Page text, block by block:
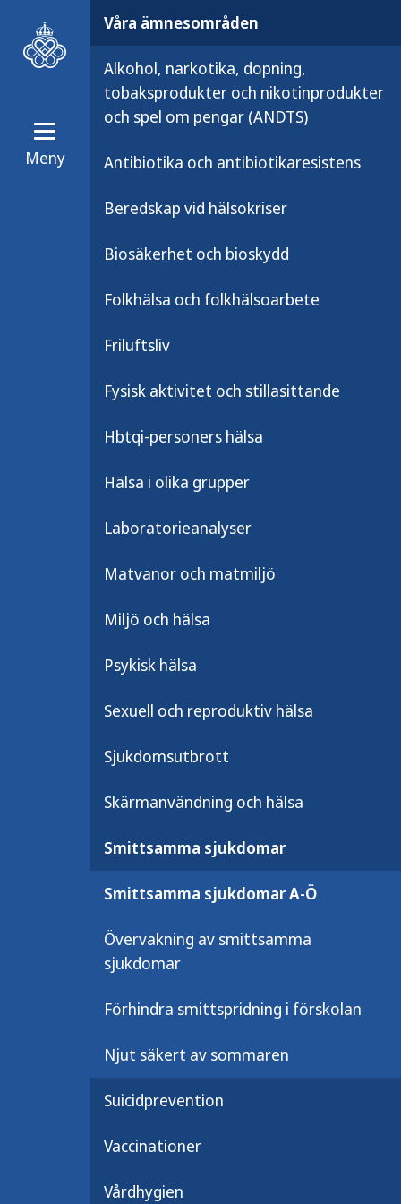
Meny
Våra ämnesområden
Alkohol, narkotika, dopning,
tobaksprodukter och nikotinprodukter
och spel om pengar (ANDTS)
Antibiotika och antibiotikaresistens
Beredskap vid hälsokriser
Biosäkerhet och bioskydd
Folkhälsa och folkhälsoarbete
Friluftsliv
Fysisk aktivitet och stillasittande
Hbtqi-personers hälsa
Hälsa i olika grupper
Laboratorieanalyser
Matvanor och matmiljö
Miljö och hälsa
Psykisk hälsa
Sexuell och reproduktiv hälsa
Sjukdomsutbrott
Skärmanvändning och hälsa
Smittsamma sjukdomar
Smittsamma sjukdomar A-Ö
Övervakning av smittsamma
sjukdomar
Förhindra smittspridning i förskolan
Njut säkert av sommaren
Suicidprevention
Vaccinationer
Vårdhygien
Våra ämnesområden
Usutuvirus sprids
tros vara utbredd
2000-talet
fåglar i flera
överförs ibland
Vad orsakar
sjukdomen?
Usutuvirusinfektion orsakas av ett
med viruset som orsakar
fåglar men det är ytterst ovanligt
människor. Sjukdomen överförs
fåglar och människor. Sjukdomen
via blodtransfusion och
Usutuvirus påträffades i Sverige
av usutuvirusinfektion hos
Symtom och
Usutuvirusinfektion hos
upptäckts via screening av
symtomatisk sjukdom som finns
utslag och feber. Enstaka
allvarlig sjukdom med
Epidemiologisk
diagnostik
Det finns inget epidemiologiskt
Folkhälsomyndigheten utan